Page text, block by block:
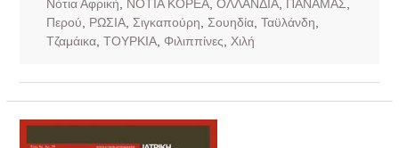
Νότια Αφρική
ΝΟΤΙΑ ΚΟΡΕΑ, ΟΛΛΑΝΔΙΑ, ΠΑΝΑΜΑΣ
Περού
ΡΩΣΙΑ, Σιγκαπούρη Σουηδία, Ταϋλάνδη
Τζαμάικα, ΤΟΥΡΚΙΑ, Φιλιππίνες Χιλή